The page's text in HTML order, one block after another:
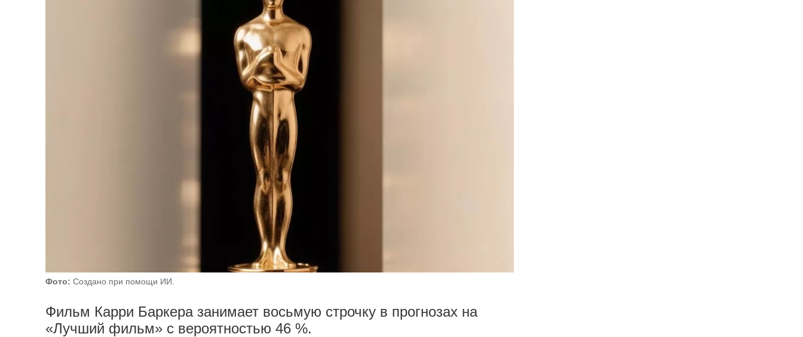
Фото: Создано при помощи ИИ.
Фильм Карри Баркера занимает восьмую строчку в прогнозах на
«Лучший фильм» с вероятностью 46 %.